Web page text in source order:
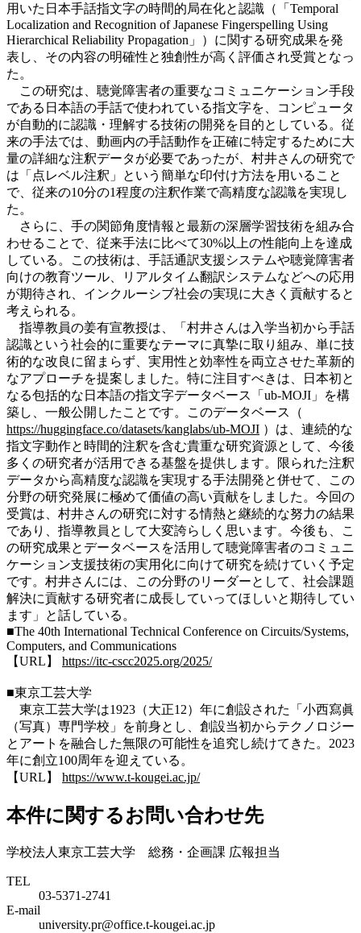
用いた日本手話指文字の時間的局在化と認識（「Temporal
Localization and Recognition of Japanese Fingerspelling Using
Hierarchical Reliability Propagation」）に関する研究成果を発
表し、その内容の明確性と独創性が高く評価され受賞となっ
た。
この研究は、聴覚障害者の重要なコミュニケーション手段
である日本語の手話で使われている指文字を、コンピュータ
が自動的に認識・理解する技術の開発を目的としている。従
来の手法では、動画内の手話動作を正確に特定するために大
量の詳細な注釈データが必要であったが、村井さんの研究で
は「点レベル注釈」という簡単な印付け方法を用いること
で、従来の10分の1程度の注釈作業で高精度な認識を実現し
た。
さらに、手の関節角度情報と最新の深層学習技術を組み合
わせることで、従来手法に比べて30%以上の性能向上を達成
している。この技術は、手話通訳支援システムや聴覚障害者
向けの教育ツール、リアルタイム翻訳システムなどへの応用
が期待され、インクルーシブ社会の実現に大きく貢献すると
考えられる。
指導教員の姜有宣教授は、「村井さんは入学当初から手話
認識という社会的に重要なテーマに真摯に取り組み、単に技
術的な改良に留まらず、実用性と効率性を両立させた革新的
なアプローチを提案しました。特に注目すべきは、日本初と
なる包括的な日本語の指文字データベース「ub-MOJI」を構
築し、一般公開したことです。このデータベース（
https://huggingface.co/datasets/kanglabs/ub-MOJI ）は、連続的な
指文字動作と時間的注釈を含む貴重な研究資源として、今後
多くの研究者が活用できる基盤を提供します。限られた注釈
データから高精度な認識を実現する手法開発と併せて、この
分野の研究発展に極めて価値の高い貢献をしました。今回の
受賞は、村井さんの研究に対する情熱と継続的な努力の結果
であり、指導教員として大変誇らしく思います。今後も、こ
の研究成果とデータベースを活用して聴覚障害者のコミュニ
ケーション支援技術の実用化に向けて研究を続けていく予定
です。村井さんには、この分野のリーダーとして、社会課題
解決に貢献する研究者に成長していってほしいと期待してい
ます」と話している。
■The 40th International Technical Conference on Circuits/Systems,
Computers, and Communications
【URL】 https://itc-cscc2025.org/2025/
■東京工芸大学
東京工芸大学は1923（大正12）年に創設された「小西寫眞
（写真）専門学校」を前身とし、創設当初からテクノロジー
とアートを融合した無限の可能性を追究し続けてきた。2023
年に創立100周年を迎えている。
【URL】 https://www.t-kougei.ac.jp/
本件に関するお問い合わせ先
学校法人東京工芸大学 総務・企画課 広報担当
TEL
03-5371-2741
E-mail
university.pr@office.t-kougei.ac.jp